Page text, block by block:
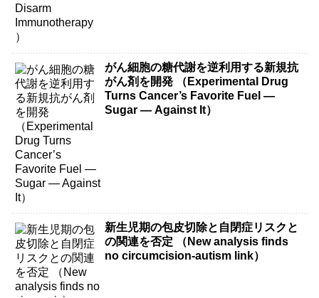
がん細胞の糖代謝を逆利用する新規抗
がん剤を開発 （Experimental Drug
Turns Cancer’s Favorite Fuel —
Sugar — Against It）
新生児期の包皮切除と自閉症リスクと
の関連を否定 （New analysis finds
no circumcision-autism link）